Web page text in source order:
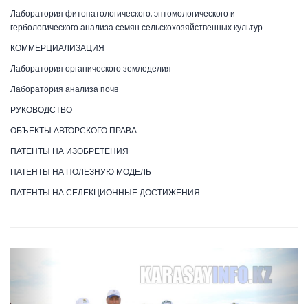
Лаборатория фитопатологического, энтомологического и
гербологического анализа семян сельскохозяйственных культур
КОММЕРЦИАЛИЗАЦИЯ
Лаборатория органического земледелия
Лаборатория анализа почв
РУКОВОДСТВО
ОБЪЕКТЫ АВТОРСКОГО ПРАВА
ПАТЕНТЫ НА ИЗОБРЕТЕНИЯ
ПАТЕНТЫ НА ПОЛЕЗНУЮ МОДЕЛЬ
ПАТЕНТЫ НА СЕЛЕКЦИОННЫЕ ДОСТИЖЕНИЯ